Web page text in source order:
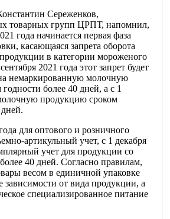
Сереженков,
товарных групп ЦРПТ, напомнил,
года начинается первая фаза
касающаяся запрета оборота
в категории мороженого
2021 года этот запрет будет
немаркированную молочную
более 40 дней, а с 1
продукцию сроком
для оптового и розничного
артикульный учет, с 1 декабря
учет для продукции со
40 дней. Согласно правилам,
весом в единичной упаковке
зависимости от вида продукции, а
специализированное питание